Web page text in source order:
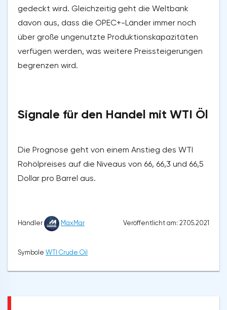
gedeckt wird. Gleichzeitig geht die Weltbank
davon aus, dass die OPEC+-Länder immer noch
über große ungenutzte Produktionskapazitäten
verfügen werden, was weitere Preissteigerungen
begrenzen wird.
Signale für den Handel mit WTI Öl
Die Prognose geht von einem Anstieg des WTI
Rohölpreises auf die Niveaus von 66, 66,3 und 66,5
Dollar pro Barrel aus.
Händler MaxMar Veröffentlicht am: 27.05.2021
Symbole WTI Crude Oil